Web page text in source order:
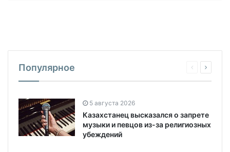
Популярное
5 августа 2026
Казахстанец высказался о запрете
музыки и певцов из-за религиозных
убеждений